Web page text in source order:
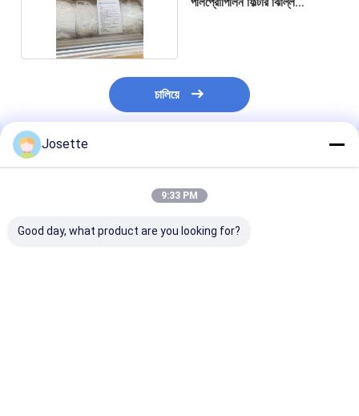
চালিয়ে
প্রস্তাবিত পণ্য
Josette
9:33 PM
Good day, what product are you looking for?